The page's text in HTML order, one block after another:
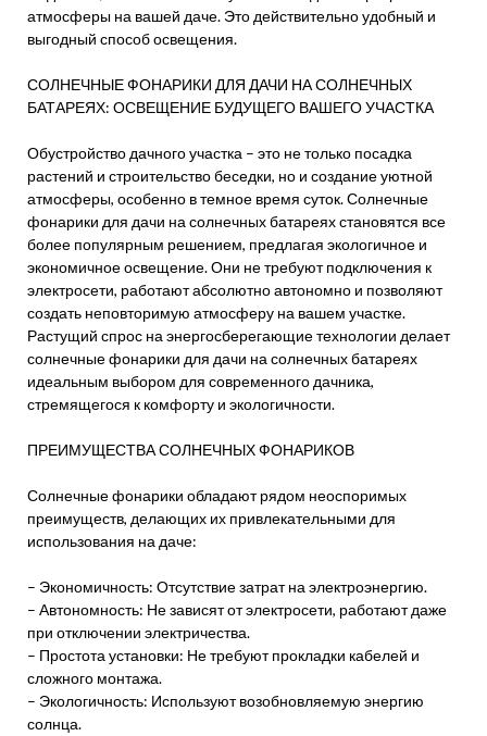
атмосферы на вашей даче. Это действительно удобный и
выгодный способ освещения.
СОЛНЕЧНЫЕ ФОНАРИКИ ДЛЯ ДАЧИ НА СОЛНЕЧНЫХ
БАТАРЕЯХ: ОСВЕЩЕНИЕ БУДУЩЕГО ВАШЕГО УЧАСТКА
Обустройство дачного участка – это не только посадка
растений и строительство беседки, но и создание уютной
атмосферы, особенно в темное время суток. Солнечные
фонарики для дачи на солнечных батареях становятся все
более популярным решением, предлагая экологичное и
экономичное освещение. Они не требуют подключения к
электросети, работают абсолютно автономно и позволяют
создать неповторимую атмосферу на вашем участке.
Растущий спрос на энергосберегающие технологии делает
солнечные фонарики для дачи на солнечных батареях
идеальным выбором для современного дачника,
стремящегося к комфорту и экологичности.
ПРЕИМУЩЕСТВА СОЛНЕЧНЫХ ФОНАРИКОВ
Солнечные фонарики обладают рядом неоспоримых
преимуществ, делающих их привлекательными для
использования на даче:
– Экономичность: Отсутствие затрат на электроэнергию.
– Автономность: Не зависят от электросети, работают даже
при отключении электричества.
– Простота установки: Не требуют прокладки кабелей и
сложного монтажа.
– Экологичность: Используют возобновляемую энергию
солнца.